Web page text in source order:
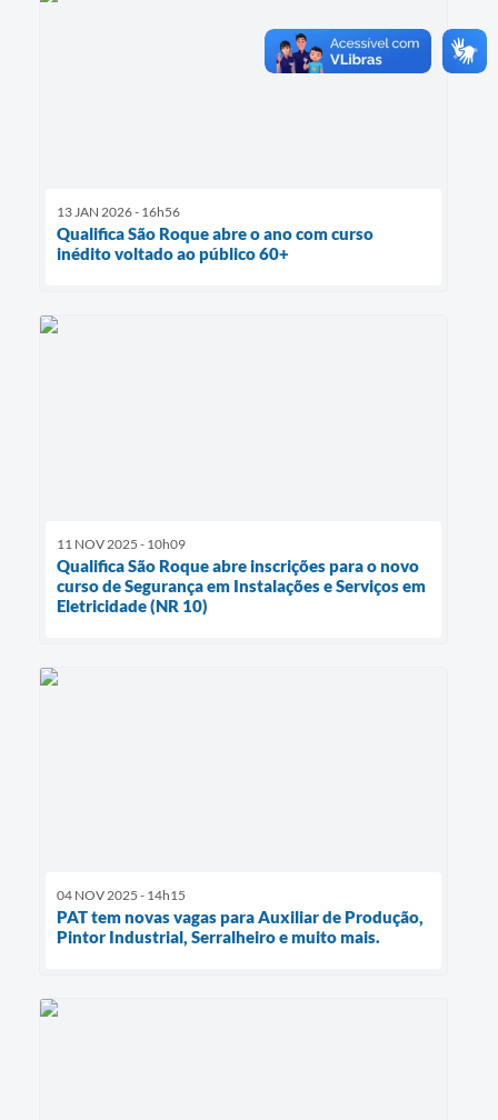
13 JAN 2026 - 16h56
Qualifica São Roque abre o ano com curso
inédito voltado ao público 60+
11 NOV 2025 - 10h09
Qualifica São Roque abre inscrições para o novo
curso de Segurança em Instalações e Serviços em
Eletricidade (NR 10)
04 NOV 2025 - 14h15
PAT tem novas vagas para Auxiliar de Produção,
Pintor Industrial, Serralheiro e muito mais.